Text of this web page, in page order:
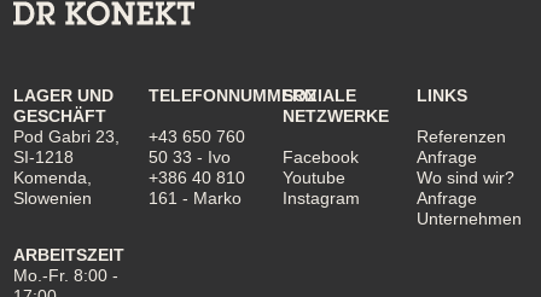
LAGER UND
GESCHÄFT
Pod Gabri 23,
SI-1218
Komenda,
Slowenien
ARBEITSZEIT
Mo.-Fr. 8:00 -
TELEFONNUMMERN
+43 650 760
50 33 - Ivo
+386 40 810
161 - Marko
SOZIALE
NETZWERKE
Facebook
Youtube
Instagram
LINKS
Referenzen
Anfrage
Wo sind wir?
Anfrage
Unternehmen